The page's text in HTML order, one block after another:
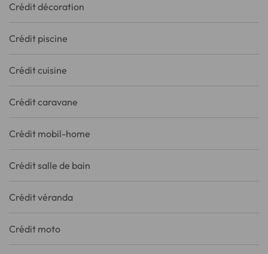
Crédit décoration
Crédit piscine
Crédit cuisine
Crédit caravane
Crédit mobil-home
Crédit salle de bain
Crédit véranda
Crédit moto